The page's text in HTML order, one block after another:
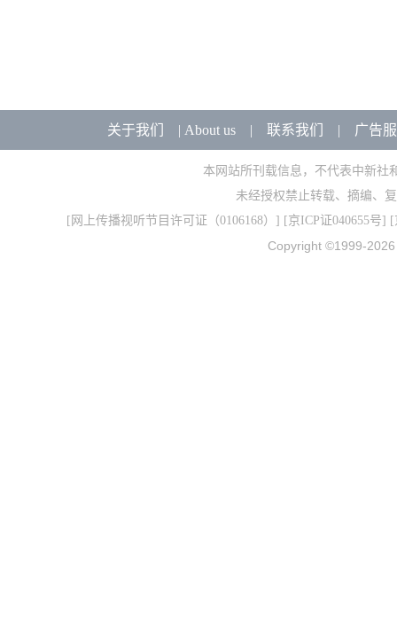
关于我们 | About us| 联系我们 | 广告
本网站所刊载信息，不代表中新社
未经授权禁止转载、摘编、
[ 网上传播视听节目许可证（0106168） ] [京ICP证040655号] [
Copyright ©1999-